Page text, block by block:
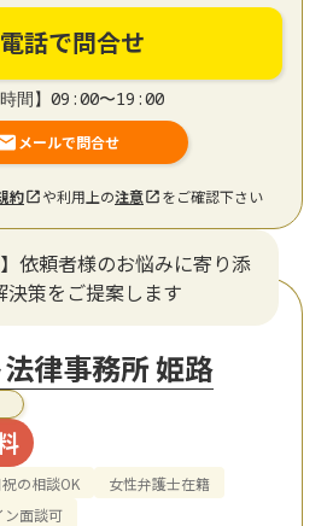
電話で問合せ
時間】09:00〜19:00
メールで問合せ
約 や利用上の注意 をご確認下さい
依頼者様のお悩みに寄り添
決策をご提案します
律事務所 姫路
の相談OK
女性弁護士在籍
ン面談可